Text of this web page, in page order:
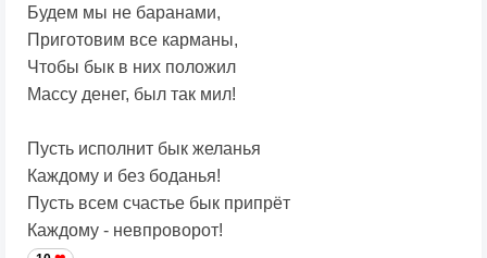
Будем мы не баранами,
Приготовим все карманы,
Чтобы бык в них положил
Массу денег, был так мил!
Пусть исполнит бык желанья
Каждому и без боданья!
Пусть всем счастье бык припрёт
Каждому - невпроворот!